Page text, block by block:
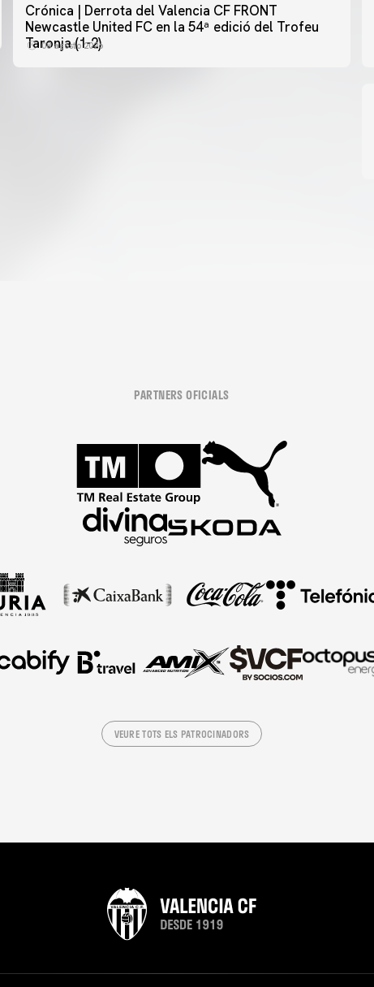
Crónica | Derrota del Valencia CF FRONT
Newcastle United FC en la 54ª edició del Trofeu
Taronja (1-2)
08 agosto 2026
PRIMER EQUIP
MESTALLA 📍
PARTNERS OFICIALS
VEURE TOTS ELS PATROCINADORS